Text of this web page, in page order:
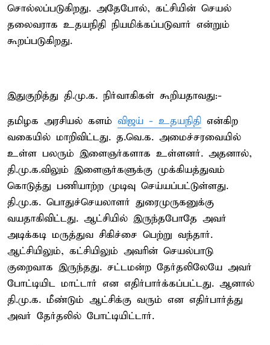
சொல்லப்படுகிறது. அதேபோல், கட்சியின் செயல்
தலைவராக உதயநிதி நியமிக்கப்படுவார் என்றும்
கூறப்படுகிறது.
இதுகுறித்து தி.மு.க. நிர்வாகிகள் கூறியதாவது:-
தமிழக அரசியல் களம் விஜய் - உதயநிதி என்கிற
வகையில் மாறிவிட்டது. த.வெ.க. அமைச்சரவையில்
உள்ள பலரும் இளைஞர்களாக உள்ளனர். அதனால்,
தி.மு.க.விலும் இளைஞர்களுக்கு முக்கியத்துவம்
கொடுத்து பணியாற்ற முடிவு செய்யப்பட்டுள்ளது.
தி.மு.க. பொதுச்செயலாளர் துரைமுருகனுக்கு
வயதாகிவிட்டது. ஆட்சியில் இருந்தபோதே அவர்
அடிக்கடி மருத்துவ சிகிச்சை பெற்று வந்தார்.
ஆட்சியிலும், கட்சியிலும் அவரின் செயல்பாடு
குறைவாக இருந்தது. சட்டமன்ற தேர்தலிலேயே அவர்
போட்டியிட மாட்டார் என எதிர்பார்க்கப்பட்டது. ஆனால்
தி.மு.க. மீண்டும் ஆட்சிக்கு வரும் என எதிர்பார்த்து
அவர் தேர்தலில் போட்டியிட்டார்.